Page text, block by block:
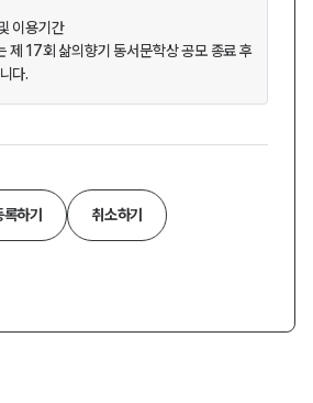
이용기간
제 17회 삶의향기 동서문학상 공모 종료 후
다.
록하기 취소하기